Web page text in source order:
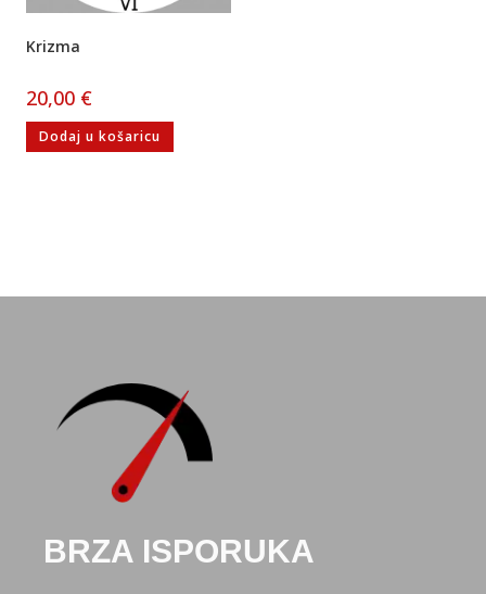
Krizma
20,00 €
Dodaj u košaricu
BRZA ISPORUKA